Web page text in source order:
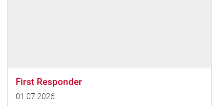
First Responder
01.07.2026